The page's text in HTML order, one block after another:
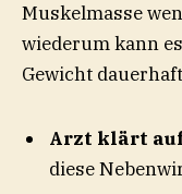
Muskelmasse
wiederum kann
Gewicht
Arzt klärt
diese